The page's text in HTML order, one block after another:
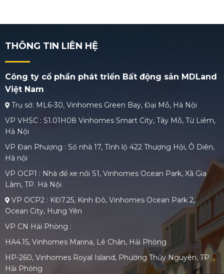
THÔNG TIN LIÊN HỆ
Công ty cổ phần phát triển Bất động sản MDLand
Việt Nam
Trụ sở: ML6-30, Vinhomes Green Bay, Đại Mỗ, Hà Nội
VP VHSC : S1.01H08 Vinhomes Smart City, Tây Mỗ, Từ Liêm,
Hà Nội
VP Đan Phượng : Số nhà 17, Tỉnh lộ 422 Thượng Hội, Ô Diên,
Hà nội
VP OCP1 : Nhà để xe nổi S1, Vinhomes Ocean Park, Xã Gia
Lâm, TP. Hà Nội
VP OCP2 : KĐ7.25, Kinh Đô, Vinhomes Ocean Park 2,
Ocean City, Hưng Yên
VP CN Hải Phòng :
HA4.15, Vinhomes Marina, Lê Chân, Hải Phòng
HP-260, Vinhomes Royal Island, Phường Thủy Nguyên, TP
Hải Phòng